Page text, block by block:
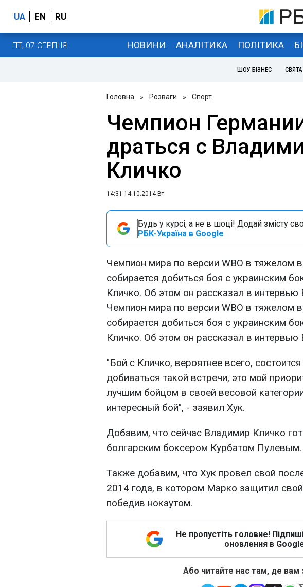
UA EN RU
ПТ, 07 СЕРПНЯ НОВИНИ АНАЛІТИКА ПОЛІТИКА
ШОУ БІЗНЕС СВЯТА
Головна » Розваги » Спорт
Чемпион
драться с
Кличко
14:31 14.10.2014 Вт
Будь у курсі, а не в шоці! Додай змісту
РБК-Україна в Google
Чемпион мира по версии WBO в тяжелом
собирается добиться боя с украинским
Кличко. Об этом он рассказал в интервью
Чемпион мира по версии WBO в тяжелом
собирается добиться боя с украинским
Кличко. Об этом он рассказал в интервью
"Бой с Кличко, вероятнее всего,
добиваться такой встречи, это мой
лучшим бойцом в своей весовой
интересный бой", - заявил Хук.
Добавим, что сейчас Владимир Кличко
болгарским боксером Курбатом Пулевым.
Также добавим, что Хук провел свой
2014 года, в котором Марко защитил
победив нокаутом.
Не пропустіть головне!
оновлення в
Або читайте нас там, де вам